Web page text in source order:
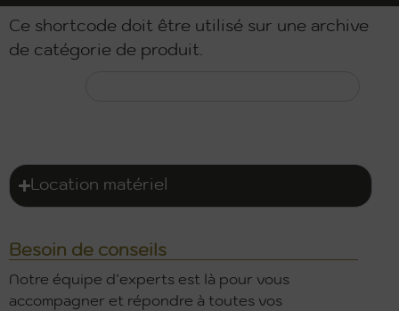
Ce shortcode doit être utilisé sur une archive
de catégorie de produit.
Location matériel
Besoin de conseils
Notre équipe d’experts est là pour vous
accompagner et répondre à toutes vos